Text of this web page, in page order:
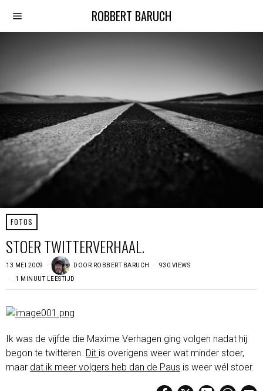
ROBBERT BARUCH
FOTOS
STOER TWITTERVERHAAL.
13 MEI 2009 DOOR ROBBERT BARUCH 930 VIEWS
1 MINUUT LEESTIJD
Ik was de vijfde die Maxime Verhagen ging volgen nadat hij
begon te twitteren. Dit is overigens weer wat minder stoer,
maar dat ik meer volgers heb dan de Paus is weer wél stoer.